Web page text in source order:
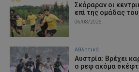
Σκόραραν οι
επί της ομάδας
06/08/2026
Αθλητικά
Αυστρία: Βρέχει
ο ρεφ ακόμα